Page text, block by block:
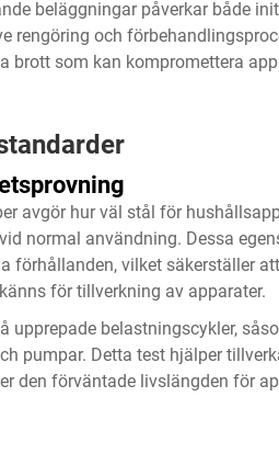
beläggningar påverkar både
rengöring och
som kan kompromettera
avgör hur väl stål för
normal användning. Dessa
förhållanden, vilket säkerställer
för tillverkning av apparater.
upprepade belastningscykler,
pumpar. Detta test hjälper
den förväntade livslängden för